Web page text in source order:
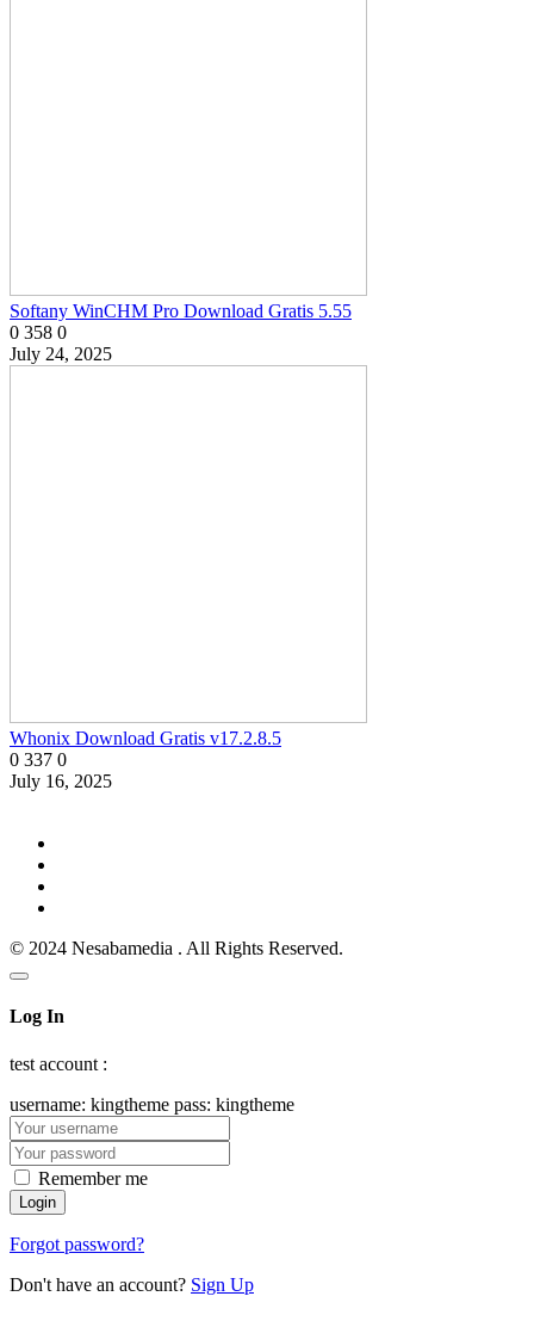
Softany WinCHM Pro Download Gratis 5.55
0 358 0
July 24, 2025
Whonix Download Gratis v17.2.8.5
0 337 0
July 16, 2025
© 2024 Nesabamedia . All Rights Reserved.
Log In
test account :
username: kingtheme pass: kingtheme
Remember me
Forgot password?
Don't have an account? Sign Up